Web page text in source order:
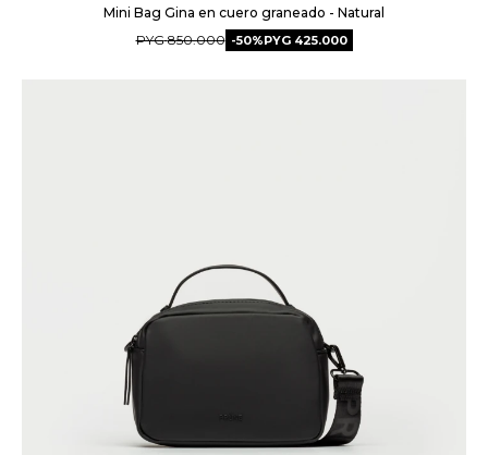
Mini Bag Gina en cuero graneado - Natural
PYG 850.000 50 PYG 425.000